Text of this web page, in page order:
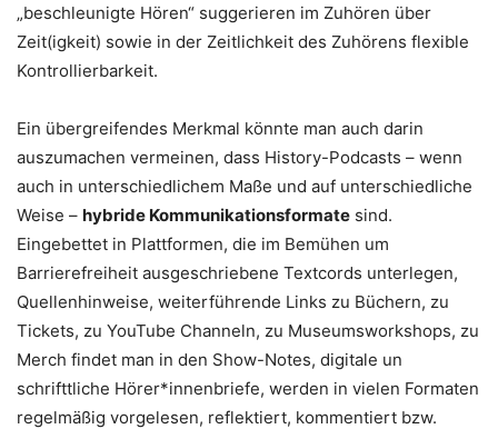
„beschleunigte Hören“ suggerieren im Zuhören über
Zeit(igkeit) sowie in der Zeitlichkeit des Zuhörens flexible
Kontrollierbarkeit.
Ein übergreifendes Merkmal könnte man auch darin
auszumachen vermeinen, dass History-Podcasts – wenn
auch in unterschiedlichem Maße und auf unterschiedliche
Weise – hybride Kommunikationsformate sind.
Eingebettet in Plattformen, die im Bemühen um
Barrierefreiheit ausgeschriebene Textcords unterlegen,
Quellenhinweise, weiterführende Links zu Büchern, zu
Tickets, zu YouTube Channeln, zu Museumsworkshops, zu
Merch findet man in den Show-Notes, digitale un
schrifttliche Hörer*innenbriefe, werden in vielen Formaten
regelmäßig vorgelesen, reflektiert, kommentiert bzw.